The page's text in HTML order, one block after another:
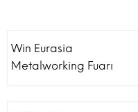
Win Eurasia
Metalworking Fuarı